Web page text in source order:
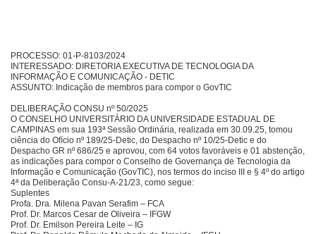
PROCESSO: 01-P-8103/2024
INTERESSADO: DIRETORIA EXECUTIVA DE TECNOLOGIA DA
INFORMAÇÃO E COMUNICAÇÃO - DETIC
ASSUNTO: Indicação de membros para compor o GovTIC
DELIBERAÇÃO CONSU nº 50/2025
O CONSELHO UNIVERSITÁRIO DA UNIVERSIDADE ESTADUAL DE
CAMPINAS em sua 193ª Sessão Ordinária, realizada em 30.09.25, tomou
ciência do Ofício nº 189/25-Detic, do Despacho nº 10/25-Detic e do
Despacho GR nº 686/25 e aprovou, com 64 votos favoráveis e 01 abstenção,
as indicações para compor o Conselho de Governança de Tecnologia da
Informação e Comunicação (GovTIC), nos termos do inciso III e § 4º do artigo
4ª da Deliberação Consu-A-21/23, como segue:
Suplentes
Profa. Dra. Milena Pavan Serafim – FCA
Prof. Dr. Marcos Cesar de Oliveira – IFGW
Prof. Dr. Emilson Pereira Leite – IG